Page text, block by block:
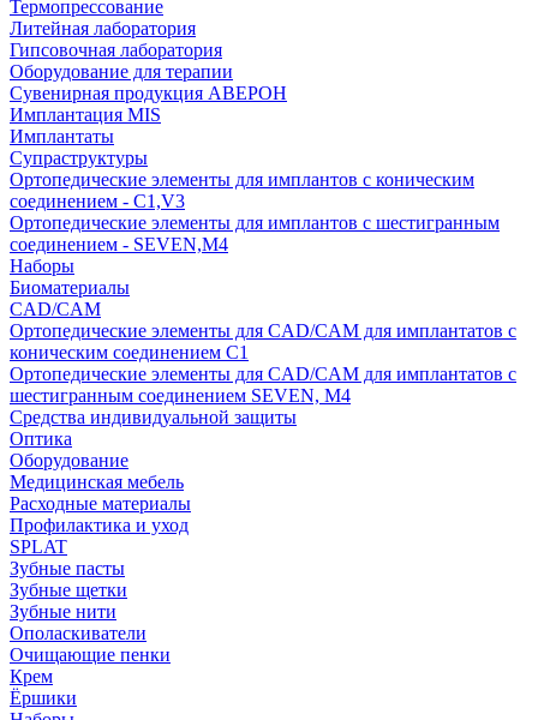
Термопрессование
Литейная лаборатория
Гипсовочная лаборатория
Оборудование для терапии
Сувенирная продукция АВЕРОН
Имплантация MIS
Имплантаты
Супраструктуры
Ортопедические элементы для имплантов с коническим
соединением - C1,V3
Ортопедические элементы для имплантов с шестигранным
соединением - SEVEN,M4
Наборы
Биоматериалы
CAD/CAM
Ортопедические элементы для CAD/CAM для имплантатов с
коническим соединением С1
Ортопедические элементы для CAD/CAM для имплантатов с
шестигранным соединением SEVEN, М4
Средства индивидуальной защиты
Оптика
Оборудование
Медицинская мебель
Расходные материалы
Профилактика и уход
SPLAT
Зубные пасты
Зубные щетки
Зубные нити
Ополаскиватели
Очищающие пенки
Крем
Ёршики